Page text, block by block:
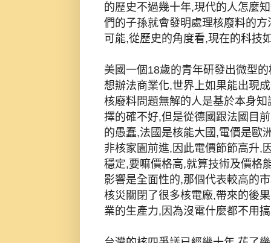
的歷史不過幾十年,現代的人怎麼
們的子孫就會發明處理核廢料的
可能,從歷史的角度看,現在的科技
美國一個18歲的青年研發出微型
想辦法商業化,世界上如果能出現
核廢料問題無解的人是基於本身
擇的確不好,但是從德國跟法國目
的愚蠢,法國是核能大國,電價是歐
非核家園前進,因此電價節節高升,
穩定,要嘛價格高,就算技術及價格
影響是全面性的,那個代表較高的
核災關閉了很多核電廠,帶來的後
業的生產力,因為沒電什麼都不用